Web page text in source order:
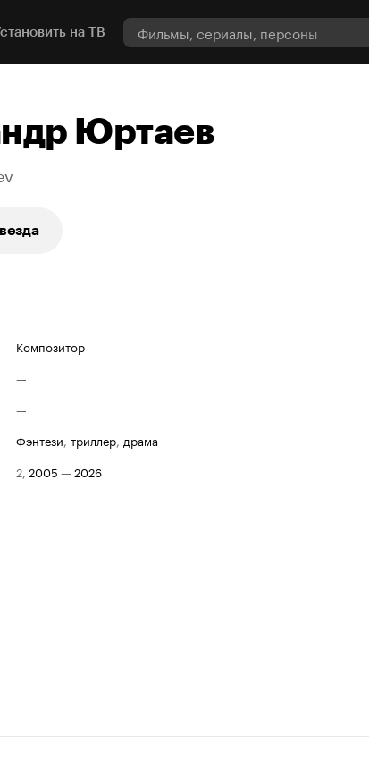
на ТВ
Юртаев
Композитор
—
—
фэнтези, триллер, драма
2, 2005 — 2026